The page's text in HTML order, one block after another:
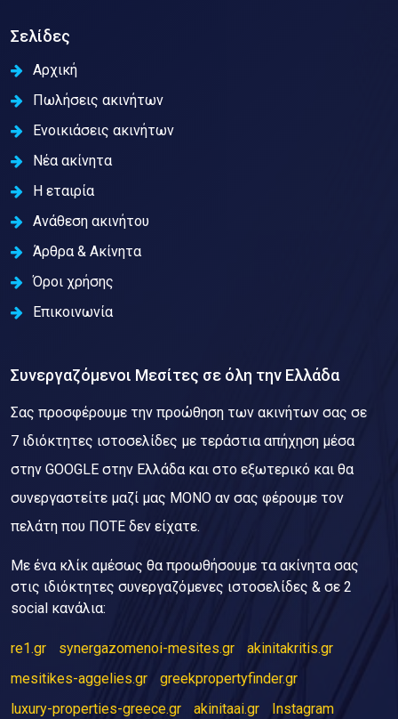
Σελίδες
Αρχική
Πωλήσεις ακινήτων
Ενοικιάσεις ακινήτων
Νέα ακίνητα
Η εταιρία
Ανάθεση ακινήτου
Άρθρα & Ακίνητα
Όροι χρήσης
Επικοινωνία
Συνεργαζόμενοι Μεσίτες σε όλη την Ελλάδα
Σας προσφέρουμε την προώθηση των ακινήτων σας σε
7 ιδιόκτητες ιστοσελίδες με τεράστια απήχηση μέσα
στην GOOGLE στην Ελλάδα και στο εξωτερικό και θα
συνεργαστείτε μαζί μας ΜΟΝΟ αν σας φέρουμε τον
πελάτη που ΠΟΤΕ δεν είχατε.
Με ένα κλίκ αμέσως θα προωθήσουμε τα ακίνητα σας
στις ιδιόκτητες συνεργαζόμενες ιστοσελίδες & σε 2
social κανάλια:
re1.gr synergazomenoi-mesites.gr
akinitakritis.gr
mesitikes-aggelies.gr
greekpropertyfinder.gr
luxury-properties-greece.gr
akinitaai.gr Instagram